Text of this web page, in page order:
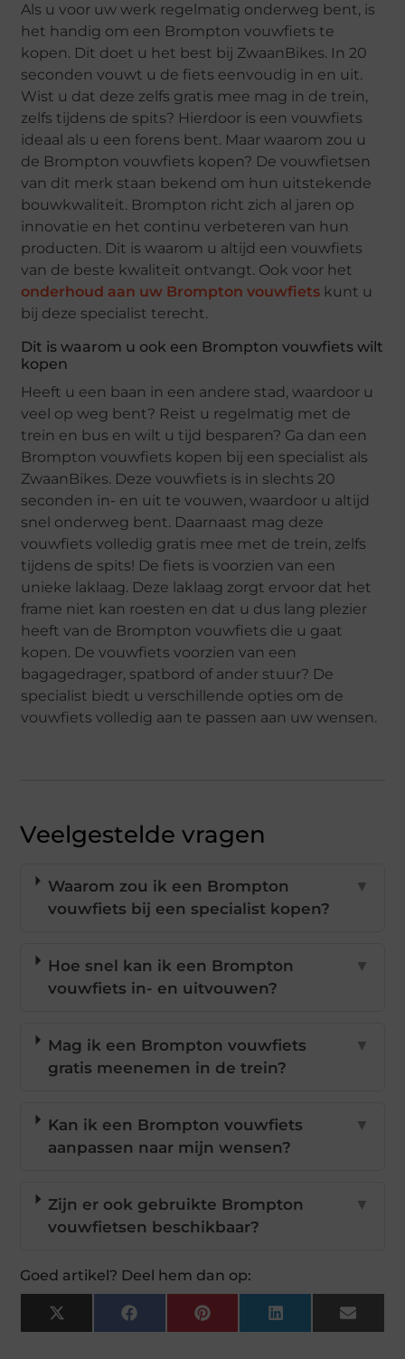
Als u voor uw werk regelmatig onderweg bent, is
het handig om een Brompton vouwfiets te
kopen. Dit doet u het best bij ZwaanBikes. In 20
seconden vouwt u de fiets eenvoudig in en uit.
Wist u dat deze zelfs gratis mee mag in de trein,
zelfs tijdens de spits? Hierdoor is een vouwfiets
ideaal als u een forens bent. Maar waarom zou u
de Brompton vouwfiets kopen? De vouwfietsen
van dit merk staan bekend om hun uitstekende
bouwkwaliteit. Brompton richt zich al jaren op
innovatie en het continu verbeteren van hun
producten. Dit is waarom u altijd een vouwfiets
van de beste kwaliteit ontvangt. Ook voor het
onderhoud aan uw Brompton vouwfiets kunt u
bij deze specialist terecht.
Dit is waarom u ook een Brompton vouwfiets wilt
kopen
Heeft u een baan in een andere stad, waardoor u
veel op weg bent? Reist u regelmatig met de
trein en bus en wilt u tijd besparen? Ga dan een
Brompton vouwfiets kopen bij een specialist als
ZwaanBikes. Deze vouwfiets is in slechts 20
seconden in- en uit te vouwen, waardoor u altijd
snel onderweg bent. Daarnaast mag deze
vouwfiets volledig gratis mee met de trein, zelfs
tijdens de spits! De fiets is voorzien van een
unieke laklaag. Deze laklaag zorgt ervoor dat het
frame niet kan roesten en dat u dus lang plezier
heeft van de Brompton vouwfiets die u gaat
kopen. De vouwfiets voorzien van een
bagagedrager, spatbord of ander stuur? De
specialist biedt u verschillende opties om de
vouwfiets volledig aan te passen aan uw wensen.
Veelgestelde vragen
Waarom zou ik een Brompton
vouwfiets bij een specialist kopen?
▼
Hoe snel kan ik een Brompton
vouwfiets in- en uitvouwen?
▼
Mag ik een Brompton vouwfiets
gratis meenemen in de trein?
▼
Kan ik een Brompton vouwfiets
aanpassen naar mijn wensen?
▼
Zijn er ook gebruikte Brompton
vouwfietsen beschikbaar?
▼
Goed artikel? Deel hem dan op:
X
(Twitter)
FacebookPinterestLinkedInEmail